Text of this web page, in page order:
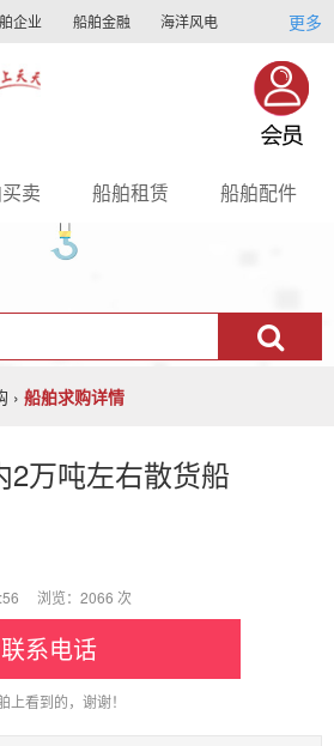
企业 船舶金融 海洋风电 更多
卖 船舶租赁 船舶配件
› 船舶求购详情
2万吨左右散货船
浏览：2066 次
系电话
看到的，谢谢！